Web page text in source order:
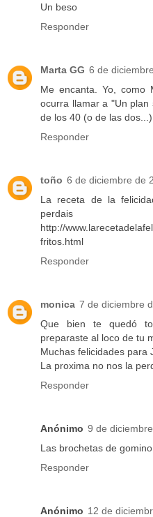
Un beso
Responder
Marta GG 6 de
Me encanta. Yo, como
ocurra llamar a "Un
de los 40 (o de las dos...)
Responder
toño 6 de diciembre de
La receta de la
perdais
http://
fritos.html
Responder
monica 7 de diciembre
Que bien te quedó
preparaste al loco de tu
Muchas felicidades para
La proxima no nos la
Responder
Anónimo 9 de
Las brochetas de
Responder
Anónimo 12 de